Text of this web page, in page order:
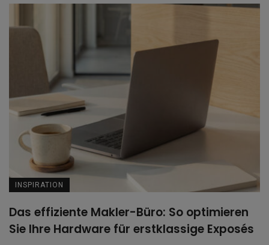
INSPIRATION
Das effiziente Makler-Büro: So optimieren
Sie Ihre Hardware für erstklassige Exposés